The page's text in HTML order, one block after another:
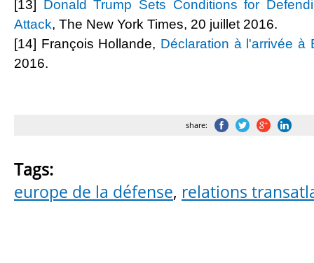
[13] Donald Trump Sets Conditions for
Attack, The New York Times, 20 juillet 2016.
[14] François Hollande, Déclaration à l'arrivée à
2016.
share:
Tags:
europe de la défense, relations